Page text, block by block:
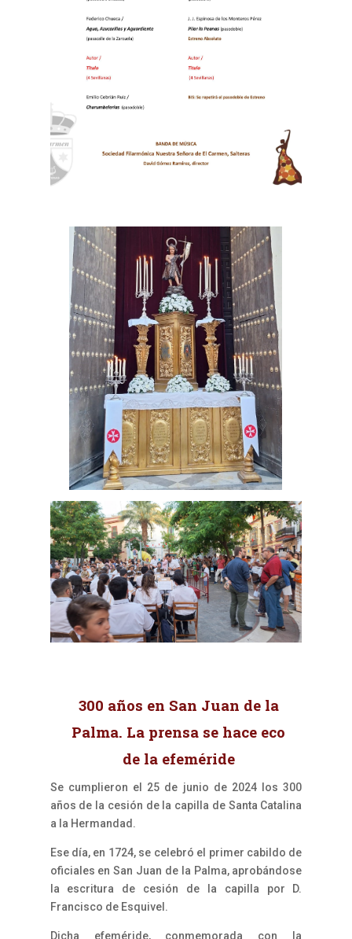
300 años en San Juan de la
Palma. La prensa se hace eco
de la efeméride
Se cumplieron el 25 de junio de 2024 los 300
años de la cesión de la capilla de Santa Catalina
a la Hermandad.
Ese día, en 1724, se celebró el primer cabildo de
oficiales en San Juan de la Palma, aprobándose
la escritura de cesión de la capilla por D.
Francisco de Esquivel.
Dicha efeméride, conmemorada con la